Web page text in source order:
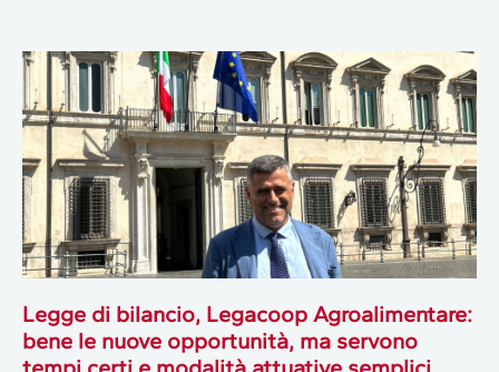
Legge di bilancio, Legacoop Agroalimentare:
bene le nuove opportunità, ma servono